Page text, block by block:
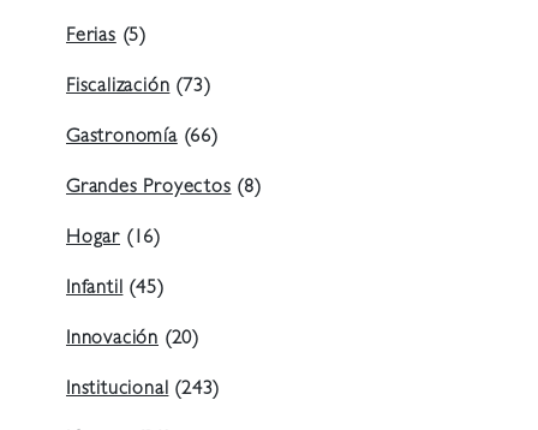
Ferias (5)
Fiscalización (73)
Gastronomía(66)
Grandes Proyectos (8)
Hogar (16)
Infantil (45)
Innovación (20)
Institucional (243)